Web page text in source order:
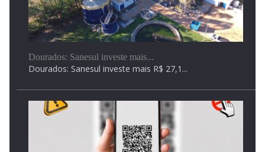
ANGÉLICA: Após denúncia de agressão contra gestante,
casal...
Dourados: Sanesul investe mais...
Dourados: Sanesul investe mais R$ 27,1...